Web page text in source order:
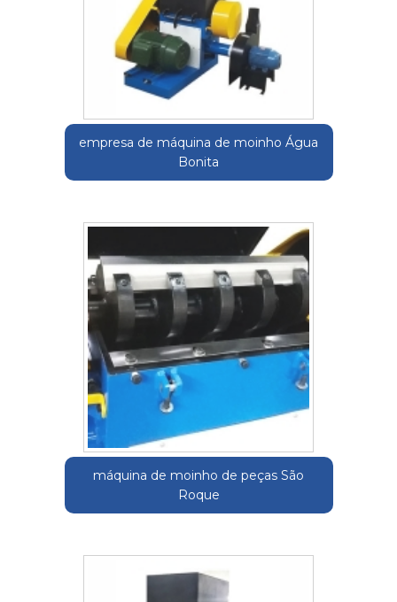
empresa de máquina de moinho Água
Bonita
máquina de moinho de peças São
Roque